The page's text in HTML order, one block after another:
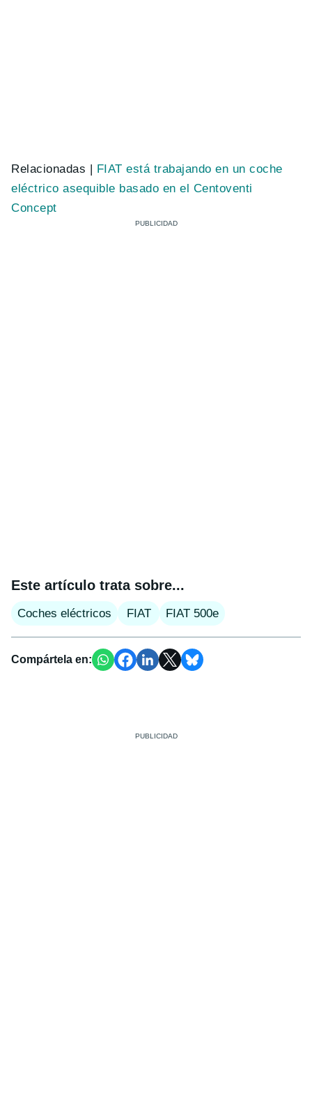
Relacionadas | FIAT está trabajando en un coche
eléctrico asequible basado en el Centoventi
Concept
Este artículo trata sobre...
Coches eléctricos FIAT FIAT 500e
Compártela en: